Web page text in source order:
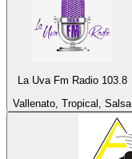
La Uva Fm Radio 103.8
Vallenato, Tropical, Salsa